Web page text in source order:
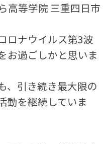
高等学院 三重四日市
ロナウイルス第3波
お過ごしかと思いま
、引き続き最大限の
動を継続していま